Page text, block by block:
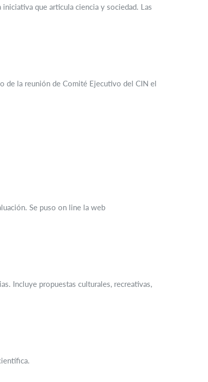
que articula ciencia y sociedad. Las
de la reunión de Comité Ejecutivo del CIN el
Se puso on line la web
Incluye propuestas culturales, recreativas,